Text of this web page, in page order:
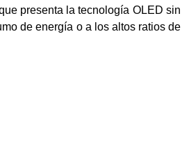
presenta la tecnología OLED sin
de energía o a los altos ratios de